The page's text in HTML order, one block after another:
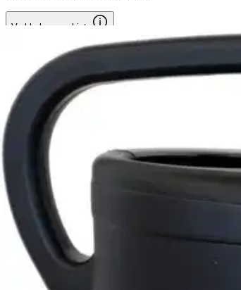
Verkkokaupan hinta
Valitse toimitustapa
Nouto myymälästä
Ilmainen
Siirry valitsemaan myymälä
Toimitus
Ei saatavilla
Ilmainen toimitus yli 100 €:n
Etu ei koske Suuri‑lisäpalvelulla toimitettavia
Tarkista myymäläsaatavuus